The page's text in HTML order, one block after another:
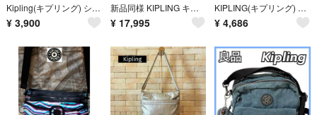
Kipling(キプリング) ショルダーバッグ ピンクベージュ
¥ 3,900
新品同様 KIPLING キプリング スヌーピーコラボ CITY ZIP S Weightless Star バックパック ネイビー レディース 古着 中古 USED
¥ 17,995
KIPLING(キプリング) レディース バッグ ショルダー
¥ 4,686